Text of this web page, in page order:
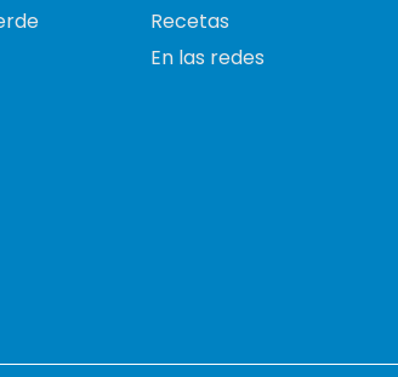
Recetas
En las redes